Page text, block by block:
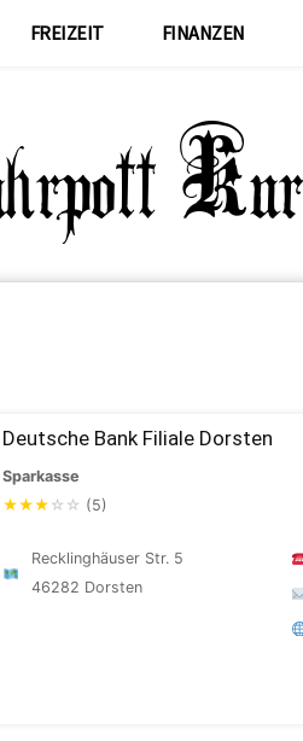
FREIZEIT FINANZEN
Deutsche Bank Filiale Dorsten
Sparkasse
★★★ ☆ ☆ (5)
Recklinghäuser Str. 5
46282 Dorsten